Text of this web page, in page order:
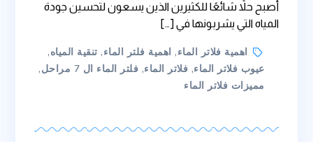
أصبح حلاً شائعًا للكثيرين الذين يسعون لتحسين جودة
المياه التي يشربونها في […]
Tagsاهمية فلاتر الماء, اهمية فلتر الماء, تنقية المياه,
عيوب فلاتر الماء, فلاتر الماء, فلتر الماء ال 7 مراحل
,
مميزات فلاتر الماء